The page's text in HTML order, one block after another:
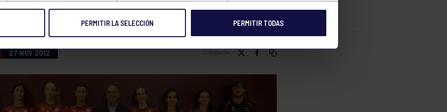
PERMITIR LA SELECCIÓN PERMITIR TODAS
SE CLASIFICA PARA LA COPA PRINCESA DE VOLEIBOL
27 NOV 2012 Comparte